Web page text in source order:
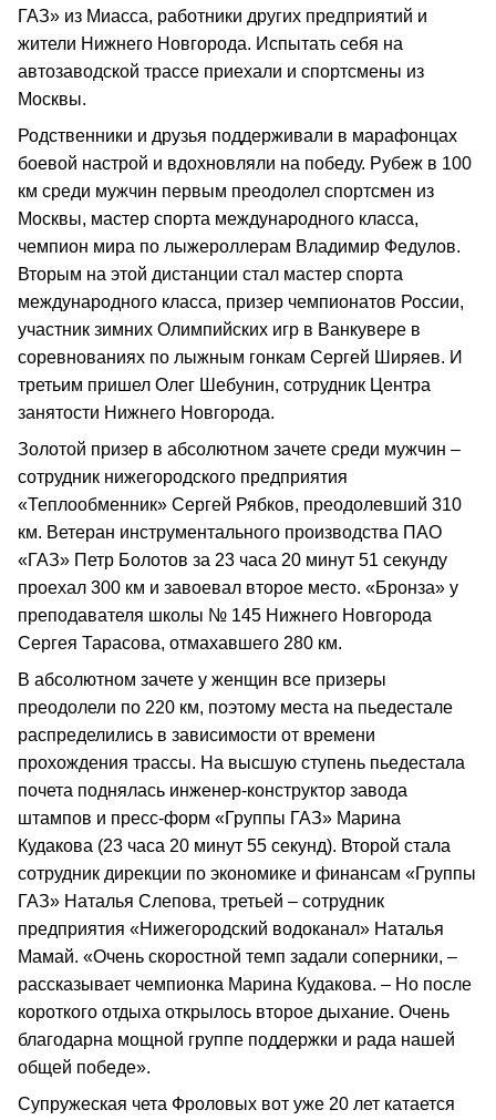
ГАЗ» из Миасса, работники других предприятий и
жители Нижнего Новгорода. Испытать себя на
автозаводской трассе приехали и спортсмены из
Москвы.
Родственники и друзья поддерживали в марафонцах
боевой настрой и вдохновляли на победу. Рубеж в 100
км среди мужчин первым преодолел спортсмен из
Москвы, мастер спорта международного класса,
чемпион мира по лыжероллерам Владимир Федулов.
Вторым на этой дистанции стал мастер спорта
международного класса, призер чемпионатов России,
участник зимних Олимпийских игр в Ванкувере в
соревнованиях по лыжным гонкам Сергей Ширяев. И
третьим пришел Олег Шебунин, сотрудник Центра
занятости Нижнего Новгорода.
Золотой призер в абсолютном зачете среди мужчин –
сотрудник нижегородского предприятия
«Теплообменник» Сергей Рябков, преодолевший 310
км. Ветеран инструментального производства ПАО
«ГАЗ» Петр Болотов за 23 часа 20 минут 51 секунду
проехал 300 км и завоевал второе место. «Бронза» у
преподавателя школы № 145 Нижнего Новгорода
Сергея Тарасова, отмахавшего 280 км.
В абсолютном зачете у женщин все призеры
преодолели по 220 км, поэтому места на пьедестале
распределились в зависимости от времени
прохождения трассы. На высшую ступень пьедестала
почета поднялась инженер-конструктор завода
штампов и пресс-форм «Группы ГАЗ» Марина
Кудакова (23 часа 20 минут 55 секунд). Второй стала
сотрудник дирекции по экономике и финансам «Группы
ГАЗ» Наталья Слепова, третьей – сотрудник
предприятия «Нижегородский водоканал» Наталья
Мамай. «Очень скоростной темп задали соперники, –
рассказывает чемпионка Марина Кудакова. – Но после
короткого отдыха открылось второе дыхание. Очень
благодарна мощной группе поддержки и рада нашей
общей победе».
Супружеская чета Фроловых вот уже 20 лет катается